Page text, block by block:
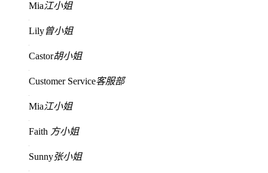
Mia江小姐
Lily曾小姐
Castor胡小姐
Customer Service客服部
Mia江小姐
Faith 方小姐
Sunny张小姐